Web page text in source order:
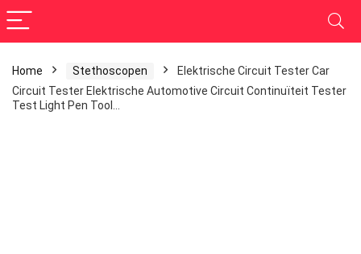
Home Stethoscopen
Elektrische Circuit Tester Car
Circuit Tester Elektrische Automotive Circuit Continuïteit Tester
Test Light Pen Tool…